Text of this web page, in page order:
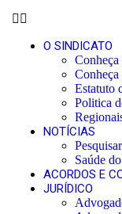
O SINDICATO
Estatuto
Politica
NOTÍCIAS
Pesquisar
Saúde
ACORDOS E
JURÍDICO